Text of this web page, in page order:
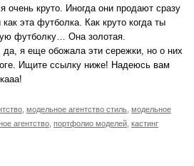
очень круто. Иногда они продают сразу
эта футболка. Как круто когда ты
футболку… Она золотая.
я еще обожала эти сережки, но о них
Ищите ссылку ниже! Надеюсь вам
модельное агентство стиль модельное
агентство портфолио моделей кастинг